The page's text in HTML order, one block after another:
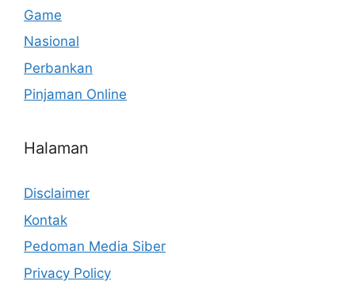
Game
Nasional
Perbankan
Pinjaman Online
Halaman
Disclaimer
Kontak
Pedoman Media Siber
Privacy Policy